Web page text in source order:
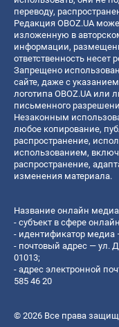
переводу,
Редакция OBOZ.UA
изложенную в
информации,
ответственность несет
Запрещено
сайте, даже с
логотипа OBOZ.UA или
письменного
Незаконным
любое копирование,
распространение,
использованием,
распространение,
изменения материала.
Название онлайн медиа
- субъект в сфере
- идентификатор медиа
- почтовый адрес — ул.
01013;
- адрес электронной
585 46 20
© 2026 Все права